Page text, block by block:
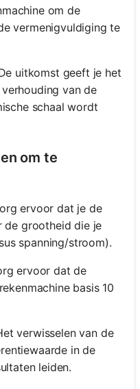
om de
vermenigvuldiging te
uitkomst geeft je het
van de
schaal wordt
om te
ervoor dat je de
de grootheid die je
spanning/stroom).
ervoor dat de
basis 10
verwisselen van de
in de
leiden.